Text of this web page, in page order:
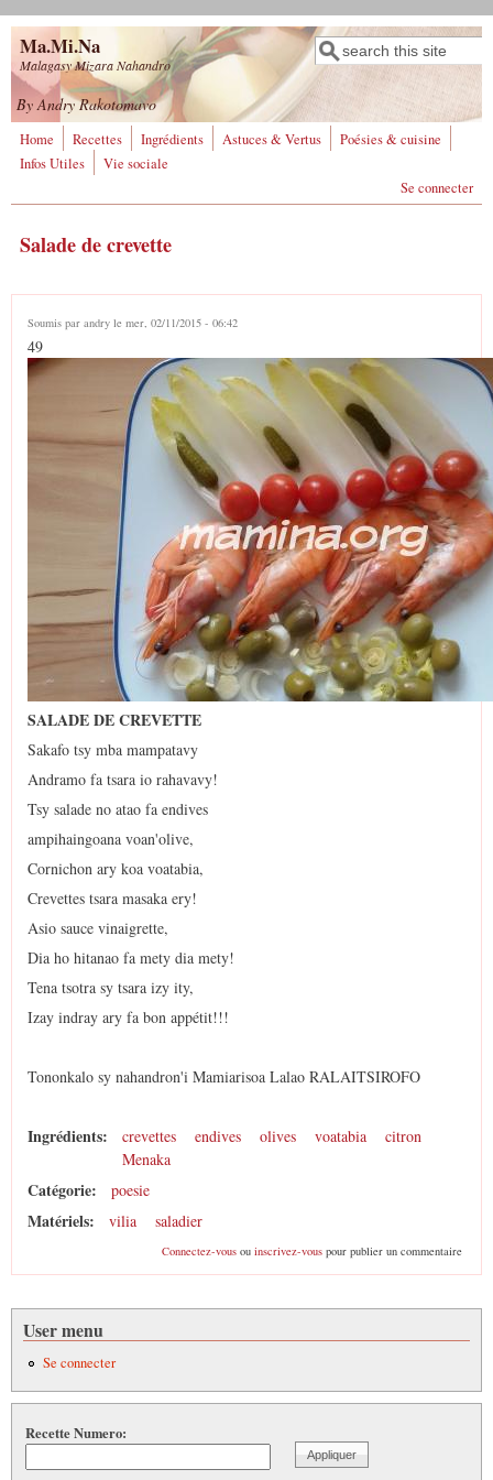
Aller au contenu principal
Ma.Mi.Na
Malagasy Mizara Nahandro
Formulaire de
recherche
Rechercher
By Andry Rakotomavo
Home Recettes Ingrédients Astuces & Vertus
Poésies & cuisine
Infos Utiles
Vie sociale
Se connecter
Salade de crevette
Soumis par andry le mer, 02/11/2015 - 06:42
49
SALADE DE CREVETTE
Sakafo tsy mba mampatavy
Andramo fa tsara io rahavavy!
Tsy salade no atao fa endives
ampihaingoana voan'olive,
Cornichon ary koa voatabia,
Crevettes tsara masaka ery!
Asio sauce vinaigrette,
Dia ho hitanao fa mety dia mety!
Tena tsotra sy tsara izy ity,
Izay indray ary fa bon appétit!!!
Tononkalo sy nahandron'i Mamiarisoa Lalao RALAITSIROFO
Ingrédients: crevettes endives olives voatabia
citron
Menaka
Catégorie: poesie
Matériels: vilia saladier
Connectez-vousou inscrivez-vouspour publier un commentaire
User menu
Se connecter
Recette Numero: